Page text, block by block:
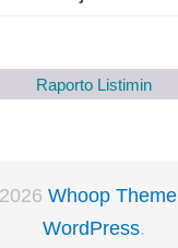
Raporto Listimin
Whoop Theme
WordPress.